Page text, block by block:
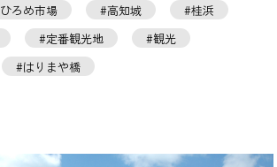
ひろめ市場 高知城
桂浜
定番観光地
観光
はりまや橋